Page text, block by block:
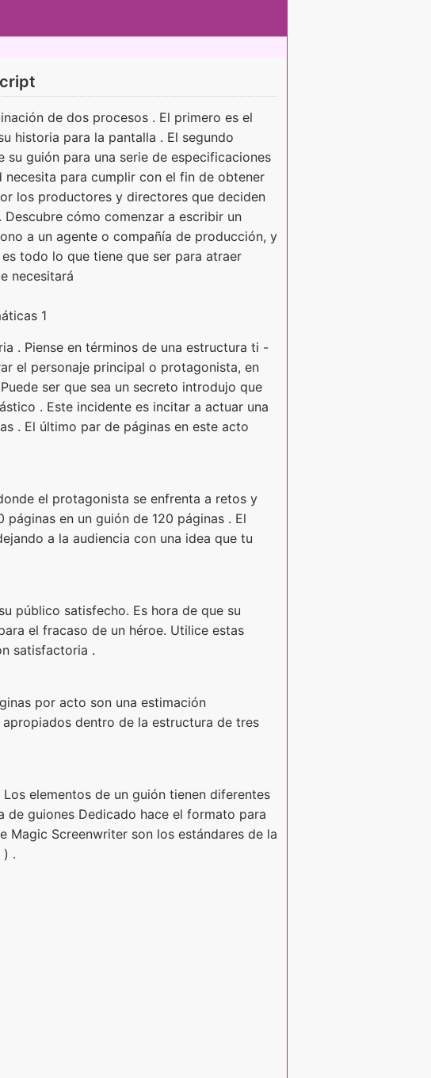
de dos procesos . El primero es el
historia para la pantalla . El segundo
guión para una serie de especificaciones
para cumplir con el fin de obtener
los productores y directores que deciden
cómo comenzar a escribir un
a un agente o compañía de producción, y
todo lo que tiene que ser para atraer
necesitará
1
. Piense en términos de una estructura ti -
el personaje principal o protagonista, en
ser que sea un secreto introdujo que
. Este incidente es incitar a actuar una
. El último par de páginas en este acto
el protagonista se enfrenta a retos y
en un guión de 120 páginas . El
a la audiencia con una idea que tu
público satisfecho. Es hora de que su
el fracaso de un héroe. Utilice estas
satisfactoria .
por acto son una estimación
dentro de la estructura de tres
elementos de un guión tienen diferentes
de guiones Dedicado hace el formato para
Magic Screenwriter son los estándares de la
) .